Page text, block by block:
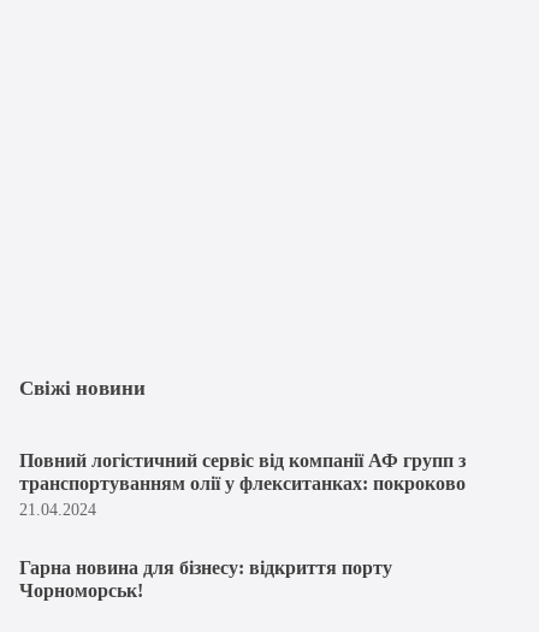
Свіжі новини
Повний логістичний сервіс від компанії АФ групп з
транспортуванням олії у флекситанках: покроково
21.04.2024
Гарна новина для бізнесу: відкриття порту
Чорноморськ!